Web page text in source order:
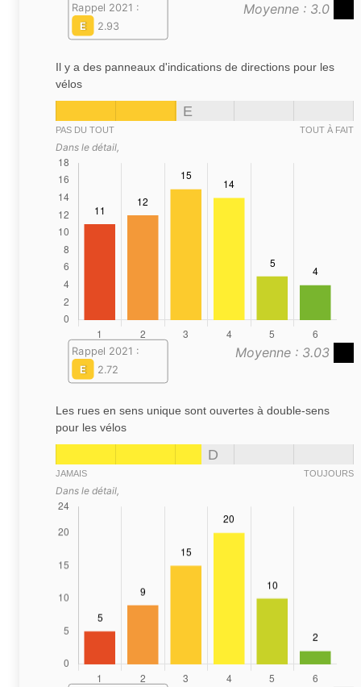
Moyenne : 3.0
Rappel 2021 :
E
2.93
Il y a des panneaux d'indications de directions pour les
vélos
E
PAS DU TOUT TOUT À FAIT
Dans le détail,
Moyenne : 3.03
Rappel 2021 :
E
2.72
Les rues en sens unique sont ouvertes à double-sens
pour les vélos
D
JAMAIS TOUJOURS
Dans le détail,